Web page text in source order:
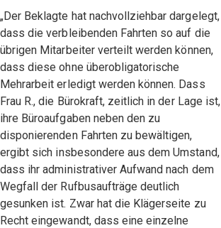
„Der Beklagte hat nachvollziehbar dargelegt,
dass die verbleibenden Fahrten so auf die
übrigen Mitarbeiter verteilt werden können,
dass diese ohne überobligatorische
Mehrarbeit erledigt werden können. Dass
Frau R., die Bürokraft, zeitlich in der Lage ist,
ihre Büroaufgaben neben den zu
disponierenden Fahrten zu bewältigen,
ergibt sich insbesondere aus dem Umstand,
dass ihr administrativer Aufwand nach dem
Wegfall der Rufbusaufträge deutlich
gesunken ist. Zwar hat die Klägerseite zu
Recht eingewandt, dass eine einzelne